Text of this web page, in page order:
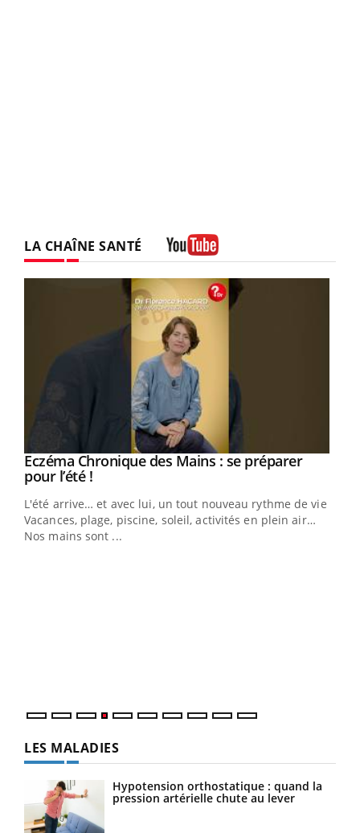
LA CHAÎNE SANTÉ
Youtube
Eczéma Chronique des Mains : se préparer
pour l’été !Youtube
L'été arrive… et avec lui, un tout nouveau rythme de vie !
Vacances, plage, piscine, soleil, activités en plein air…
Nos mains sont ...
LES MALADIES
Hypotension orthostatique : quand la
pression artérielle chute au lever